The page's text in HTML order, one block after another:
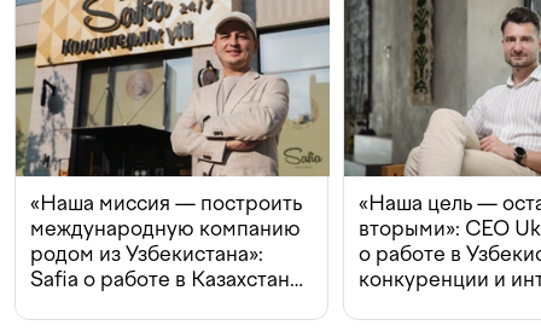
«Наша миссия — построить
международную компанию
родом из Узбекистана»:
Safia о работе в Казахстане,
«Наша цель —
вторыми»: CEO
о работе в
конкуренции и